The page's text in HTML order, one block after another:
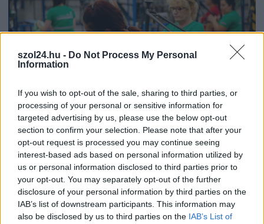
szol24.hu - Do Not Process My Personal
Information
If you wish to opt-out of the sale, sharing to third parties, or
processing of your personal or sensitive information for
targeted advertising by us, please use the below opt-out
section to confirm your selection. Please note that after your
opt-out request is processed you may continue seeing
interest-based ads based on personal information utilized by
us or personal information disclosed to third parties prior to
your opt-out. You may separately opt-out of the further
disclosure of your personal information by third parties on the
IAB’s list of downstream participants. This information may
also be disclosed by us to third parties on the IAB’s List of
2026.08.06. Horváth Zsolt
A polgármester a szolnoki cégekhez fordult: több
száz elbocsátott dolgozón segítene
Munkalehetőséget kér a térség vállalkozásaitól Szolnok
polgármestere. A tószegi kerékpárgyár bezárása után
közzétett felhívásának célja, hogy...